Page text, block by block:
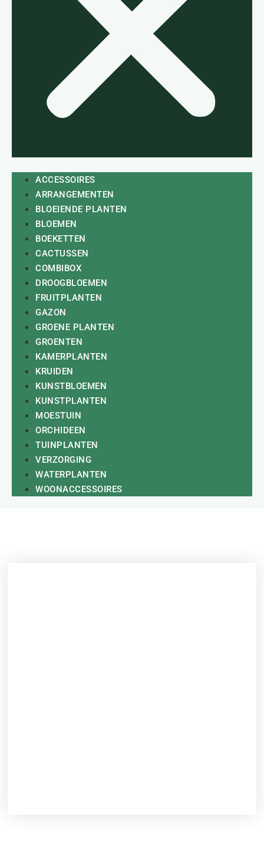
ACCESSOIRES
ARRANGEMENTEN
BLOEIENDE PLANTEN
BLOEMEN
BOEKETTEN
CACTUSSEN
COMBIBOX
DROOGBLOEMEN
FRUITPLANTEN
GAZON
GROENE PLANTEN
GROENTEN
KAMERPLANTEN
KRUIDEN
KUNSTBLOEMEN
KUNSTPLANTEN
MOESTUIN
ORCHIDEEN
TUINPLANTEN
VERZORGING
WATERPLANTEN
WOONACCESSOIRES